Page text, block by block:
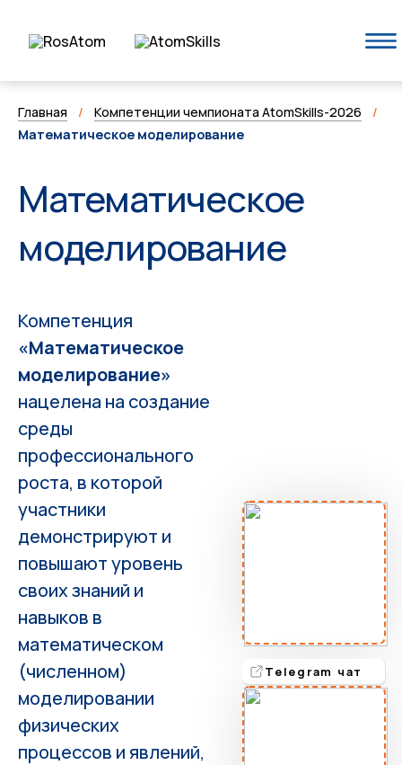
Главная / Компетенции чемпионата AtomSkills-2026
/
Математическое моделирование
Математическое
моделирование
Компетенция
«Математическое
моделирование»
нацелена на создание
среды
профессионального
роста, в которой
участники
демонстрируют и
повышают уровень
своих знаний и
навыков в
математическом
(численном)
моделировании
физических
процессов и явлений,
Telegram чат